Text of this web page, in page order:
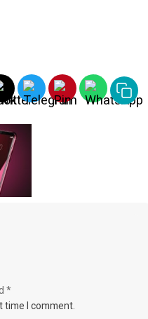
*
time I comment.